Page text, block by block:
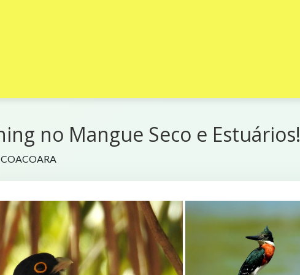
no Mangue Seco e Estuários!